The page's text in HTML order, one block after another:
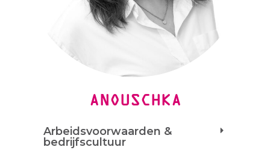
ANOUSCHKA
Arbeidsvoorwaarden &
bedrijfscultuur